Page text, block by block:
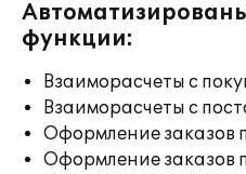
функции:
Взаиморасчеты с
Взаиморасчеты с
Оформление заказов
Оформление заказов